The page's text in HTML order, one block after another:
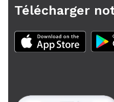
Télécharger